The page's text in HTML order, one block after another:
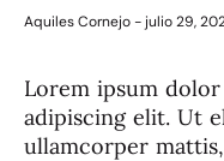
Aquiles Cornejo julio 29,
Lorem ipsum
adipiscing elit. Ut
ullamcorper